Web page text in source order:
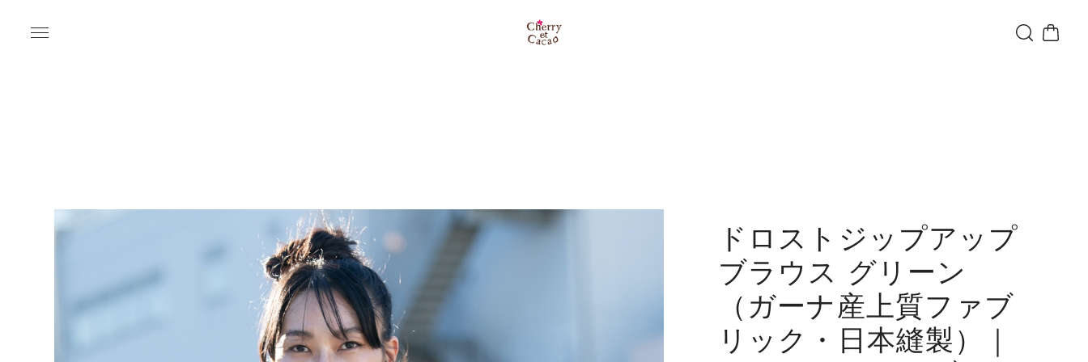
ドロストジップアップ
ブラウス グリーン
（ガーナ産上質ファブ
リック・日本縫製）｜